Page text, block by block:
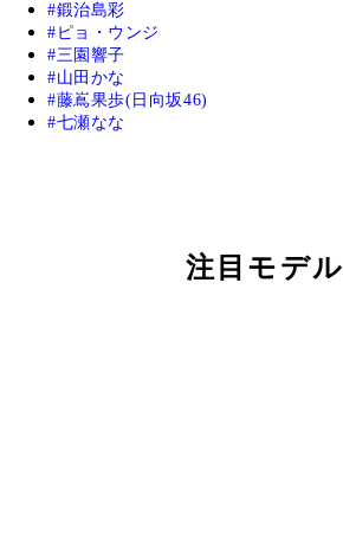
鍛治島彩
ピョ・ウンジ
三園響子
山田かな
藤嶌果歩(日向坂46)
七瀬なな
注目モデル